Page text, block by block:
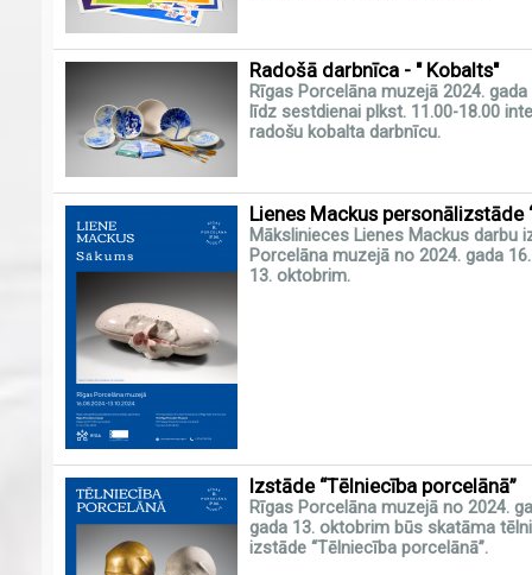
Radošā darbnīca - " Kobalts"
Rīgas Porcelāna muzejā 2024.
līdz sestdienai plkst. 11.00-18.00
radošu kobalta darbnīcu.
Lienes Mackus personālizstāde
Mākslinieces Lienes Mackus darbu
Porcelāna muzejā no 2024. gada
13. oktobrim.
Izstāde “Tēlniecība porcelānā”
Rīgas Porcelāna muzejā no 2024.
gada 13. oktobrim būs skatāma
izstāde “Tēlniecība porcelānā”.